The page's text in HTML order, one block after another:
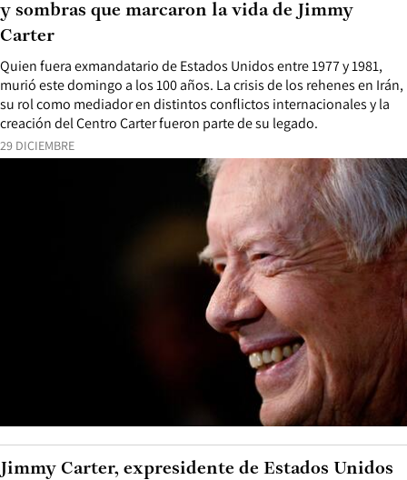
29 DICIEMBRE
Quien fuera exmandatario de Estados Unidos entre 1977 y 1981,
murió este domingo a los 100 años. La crisis de los rehenes en Irán,
su rol como mediador en distintos conflictos internacionales y la
creación del Centro Carter fueron parte de su legado.
y sombras que marcaron la vida de Jimmy
Carter
Jimmy Carter, expresidente de Estados Unidos